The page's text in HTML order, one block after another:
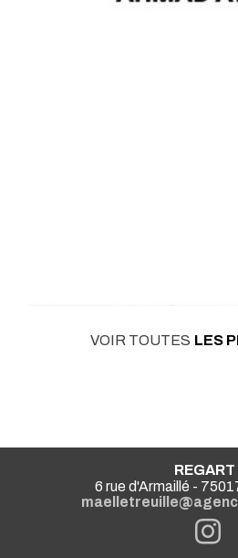
VOIR TOUTES LES
REGART
6 rue d'Armaillé -